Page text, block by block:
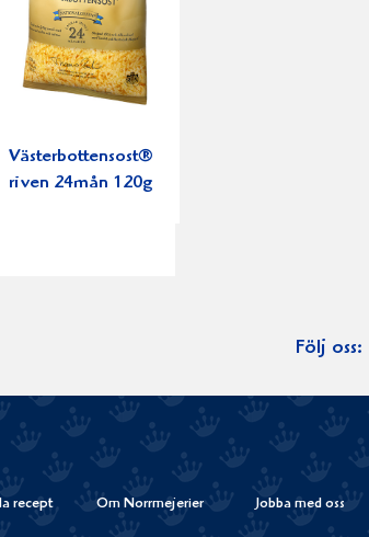
Västerbottensost®
riven 24mån 120g
Följ oss:
recept Om Norrmejerier Jobba med oss